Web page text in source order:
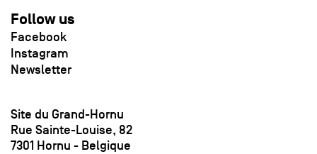
Follow us
Facebook
Instagram
Newsletter
Site du Grand-Hornu
Rue Sainte-Louise, 82
7301 Hornu - Belgique